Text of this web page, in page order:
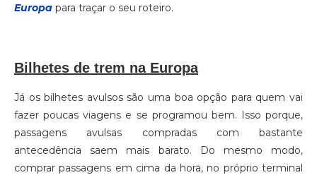
Europa para traçar o seu roteiro.
Bilhetes de trem na Europa
Já os bilhetes avulsos são uma boa opção para quem vai
fazer poucas viagens e se programou bem. Isso porque,
passagens avulsas compradas com bastante
antecedência saem mais barato. Do mesmo modo,
comprar passagens em cima da hora, no próprio terminal